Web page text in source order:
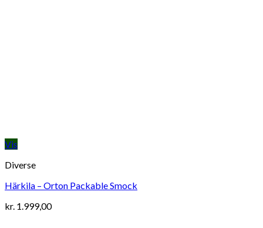
Vis
Diverse
Härkila – Orton Packable Smock
kr. 1.999,00